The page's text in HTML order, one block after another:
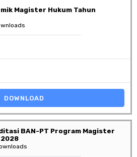
Magister Hukum Tahun
DOWNLOAD
BAN-PT Program Magister